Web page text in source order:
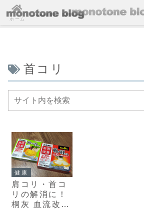
首コリ
健康
肩コリ・首コ
リの解消に！
桐灰 血流改善
ホーム